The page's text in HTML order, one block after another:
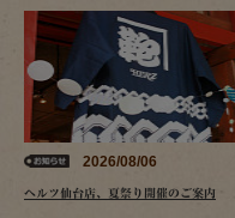
2026/08/06
ヘルツ仙台店、夏祭り開催のご案内